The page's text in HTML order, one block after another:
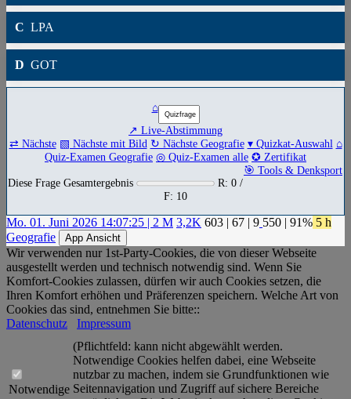
C LPA
D GOT
⌂
↗ Live-Abstimmung
⇄ Nächste ▧ Nächste mit Bild ↻ Nächste Geografie ▾ Quizkat-Auswahl ⌂
Quiz-Examen Geografie ◎ Quiz-Examen alle ✪ Zertifikat
🎯 Tools & Denksport
Diese Frage Gesamtergebnis
R: 0 /
F: 10
Mo. 01. Juni 2026 14:07:25 | 2 M 3,2K 603 | 67 | 9 550 | 91% 5 h
Geografie
App Ansicht
Wir verwenden nur 1st-Party-Cookies, die von dieser Webseite
ausgestellt werden und technisch notwendig sind. Wenn Sie
Komfort-Cookies zulassen, dürfen wir auch Cookies setzen, die
Ihren Komfort erhöhen und Präferenzen speichern. Welche Art von
Cookies das sind, entnehmen Sie bitte::
Datenschutz
Impressum
Notwendige
(Pflichtfeld: kann nicht abgewählt werden.
Notwendige Cookies helfen dabei, eine Webseite
nutzbar zu machen, indem sie Grundfunktionen wie
Seitennavigation und Zugriff auf sichere Bereiche